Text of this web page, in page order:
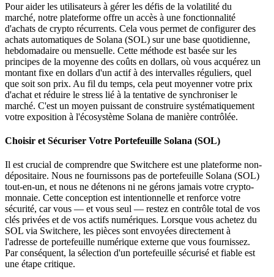
Pour aider les utilisateurs à gérer les défis de la volatilité du
marché, notre plateforme offre un accès à une fonctionnalité
d'achats de crypto récurrents. Cela vous permet de configurer des
achats automatiques de Solana (SOL) sur une base quotidienne,
hebdomadaire ou mensuelle. Cette méthode est basée sur les
principes de la moyenne des coûts en dollars, où vous acquérez un
montant fixe en dollars d'un actif à des intervalles réguliers, quel
que soit son prix. Au fil du temps, cela peut moyenner votre prix
d'achat et réduire le stress lié à la tentative de synchroniser le
marché. C'est un moyen puissant de construire systématiquement
votre exposition à l'écosystème Solana de manière contrôlée.
Choisir et Sécuriser Votre Portefeuille Solana (SOL)
Il est crucial de comprendre que Switchere est une plateforme non-
dépositaire. Nous ne fournissons pas de portefeuille Solana (SOL)
tout-en-un, et nous ne détenons ni ne gérons jamais votre crypto-
monnaie. Cette conception est intentionnelle et renforce votre
sécurité, car vous — et vous seul — restez en contrôle total de vos
clés privées et de vos actifs numériques. Lorsque vous achetez du
SOL via Switchere, les pièces sont envoyées directement à
l'adresse de portefeuille numérique externe que vous fournissez.
Par conséquent, la sélection d'un portefeuille sécurisé et fiable est
une étape critique.